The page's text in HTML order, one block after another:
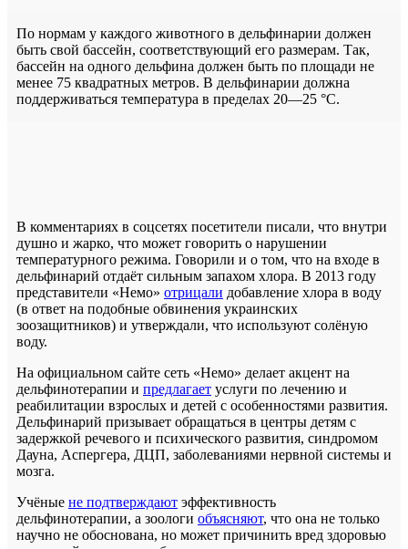
По нормам у каждого животного в дельфинарии должен
быть свой бассейн, соответствующий его размерам. Так,
бассейн на одного дельфина должен быть по площади не
менее 75 квадратных метров. В дельфинарии должна
поддерживаться температура в пределах 20—25 °С.
В комментариях в соцсетях посетители писали, что внутри
душно и жарко, что может говорить о нарушении
температурного режима. Говорили и о том, что на входе в
дельфинарий отдаёт сильным запахом хлора. В 2013 году
представители «Немо» отрицали добавление хлора в воду
(в ответ на подобные обвинения украинских
зоозащитников) и утверждали, что используют солёную
воду.
На официальном сайте сеть «Немо» делает акцент на
дельфинотерапии и предлагает услуги по лечению и
реабилитации взрослых и детей с особенностями развития.
Дельфинарий призывает обращаться в центры детям с
задержкой речевого и психического развития, синдромом
Дауна, Аспергера, ДЦП, заболеваниями нервной системы и
мозга.
Учёные не подтверждают эффективность
дельфинотерапии, а зоологи объясняют, что она не только
научно не обоснована, но может причинить вред здоровью